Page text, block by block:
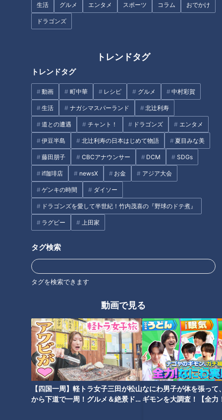
生活 グルメ エンタメ スポーツ コラム おでかけ
ドラゴンズ
トレンドタグ
トレンドタグ
動画 町中華 レシピ グルメ 中村彩賀
生活 ナガシマスパーランド 北辻利寿
道との遭遇 チャント！ ドラゴンズ エンタメ
伊豆半島 北辻利寿の日本はじめて物語 夏目みな美
藤田朋子 CBCアナウンサー DCM SDGs
if珈琲店 newsX お金 アジア大会
ゲンキの時間 ダイソー
ドラゴンズを愛して半世紀！竹内茂喜の『野球のドテ煮』
ラグビー 上田家
タグ検索
タグを検索できます
動画で見る
【四国一周】軽トラ女子三田が松山
から下道で一周！グルメ＆絶景ドラ
なにわ男子が体を張って
ギモンを大調査！【全力
ていた。浮気を疑われていたが、鶴瓶は「お前のことが好きや
から会いに来たんや」と想いを伝える。
が。貫地谷は「私、高校のときお父さんの携帯見たことある
よ」と言う。鶴瓶は浮気相手ではなく、父親だったのだ。浮気
相手として発言していただけに、鶴瓶は驚きを隠せない。そん
な鶴瓶のことなど露知らず、貫地谷は浮気がばれてしまう理由
を指摘する。貫地谷によると、もっとも大きな原因は『携帯の
電話帳に誰も登録しないこと』のようだ。ここから鶴瓶は父
鶴瓶は「何でそんなこと言うねん！！」と、携帯を見られたこ
とをよく思っていない。鶴瓶は「親なめとるやろ！！金ないか
らって男の家に転がりこみやがって！！」と言う。父親とし
て、貫地谷のことが心配でしょうがないのだ。鶴瓶は定期的に
貫地谷のところに来ていたが、それは妻に秘密にしていた。鶴
瓶は貫地谷の電話番号も登録していないので、妻は浮気をして
いると思っていたのだ。貫地谷は「登録してよ」と言うが、鶴
瓶は「バレるがな」と本当の浮気がばれるのを恐れている。そ
れを聞いた貫地谷は「最低」と厳しい一言。
鶴瓶は「早く結婚しろよ」と娘が心配でしょうがない。しかし
貫地谷が結婚に踏み込めないのには理由があった。鶴瓶の浮気
などもあり、鶴瓶夫妻は不仲。それを見ている貫地谷は、結婚
へ踏み込むのが怖いのだ。鶴瓶もそのことを気にしていた。貫
地谷が家を出てから、夫婦の不仲は深刻になっていた。鶴瓶は
「お前が居ないから上手くいかないんや・・・戻ってきてく
れ・・・」と言うと、コウちゃんも連れて実家に帰ってくるよ
うに提案する。それを聞いた貫地谷は「このままじゃコウちゃ
んに紹介できないよ」と真剣な顔つき。鶴瓶は下を向き「じゃ